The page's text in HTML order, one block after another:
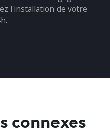
l'installation de votre
connexes